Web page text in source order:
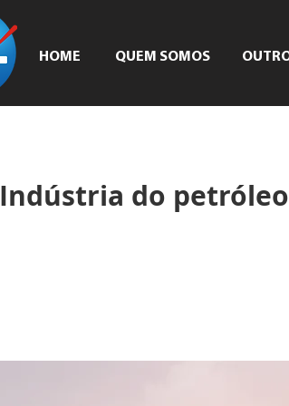
HOME QUEM SOMOS
Indústria do petróleo